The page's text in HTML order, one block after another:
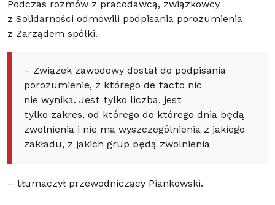
Podczas rozmów z pracodawcą, związkowcy
z Solidarności odmówili podpisania porozumienia
z Zarządem spółki.
– Związek zawodowy dostał do podpisania
porozumienie, z którego de facto nic
nie wynika. Jest tylko liczba, jest
tylko zakres, od którego do którego dnia będą
zwolnienia i nie ma wyszczególnienia z jakiego
zakładu, z jakich grup będą zwolnienia
– tłumaczył przewodniczący Piankowski.